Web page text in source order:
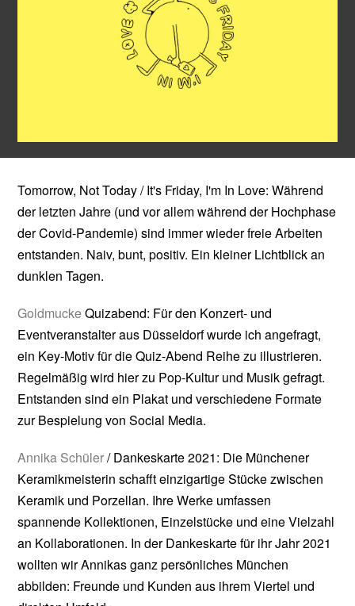
Tomorrow, Not Today / It's Friday, I'm In Love: Während
der letzten Jahre (und vor allem während der Hochphase
der Covid-Pandemie) sind immer wieder freie Arbeiten
entstanden. Naiv, bunt, positiv. Ein kleiner Lichtblick an
dunklen Tagen.
Goldmucke Quizabend: Für den Konzert- und
Eventveranstalter aus Düsseldorf wurde ich angefragt,
ein Key-Motiv für die Quiz-Abend Reihe zu illustrieren.
Regelmäßig wird hier zu Pop-Kultur und Musik gefragt.
Entstanden sind ein Plakat und verschiedene Formate
zur Bespielung von Social Media.
Annika Schüler/ Dankeskarte 2021: Die Münchener
Keramikmeisterin schafft einzigartige Stücke zwischen
Keramik und Porzellan. Ihre Werke umfassen
spannende Kollektionen, Einzelstücke und eine Vielzahl
an Kollaborationen. In der Dankeskarte für ihr Jahr 2021
wollten wir Annikas ganz persönliches München
abbilden: Freunde und Kunden aus ihrem Viertel und